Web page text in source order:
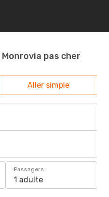
pas cher
Aller simple
Passagers
1 adulte